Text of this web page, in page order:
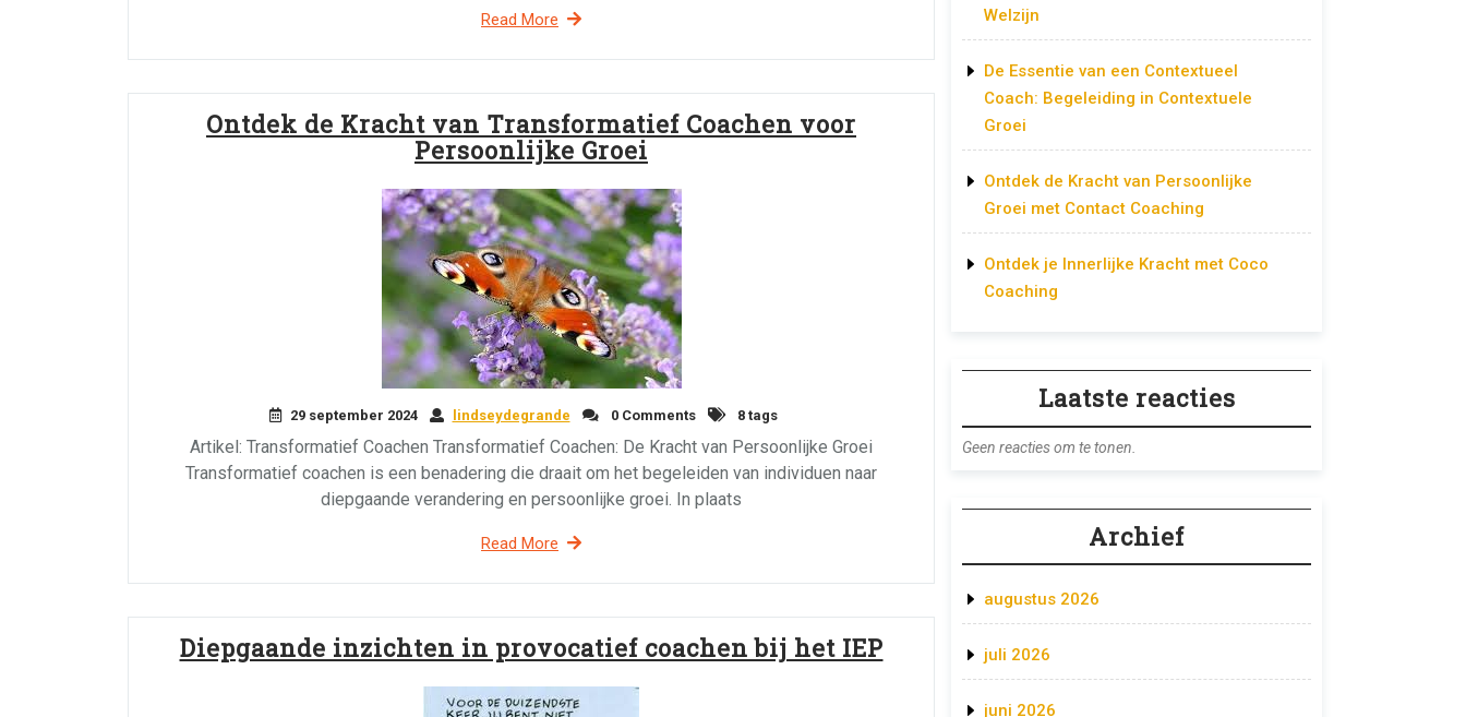
Read More
Ontdek de Kracht van Transformatief Coachen voor
Persoonlijke Groei
29 september 2024 lindseydegrande 0 Comments 8 tags
Artikel: Transformatief Coachen Transformatief Coachen: De Kracht van Persoonlijke Groei
Transformatief coachen is een benadering die draait om het begeleiden van individuen naar
diepgaande verandering en persoonlijke groei. In plaats
Read More
Diepgaande inzichten in provocatief coachen bij het IEP
Welzijn
De Essentie van een Contextueel
Coach: Begeleiding in Contextuele
Groei
Ontdek de Kracht van Persoonlijke
Groei met Contact Coaching
Ontdek je Innerlijke Kracht met Coco
Coaching
Laatste reacties
Geen reacties om te tonen.
Archief
augustus 2026
juli 2026
juni 2026